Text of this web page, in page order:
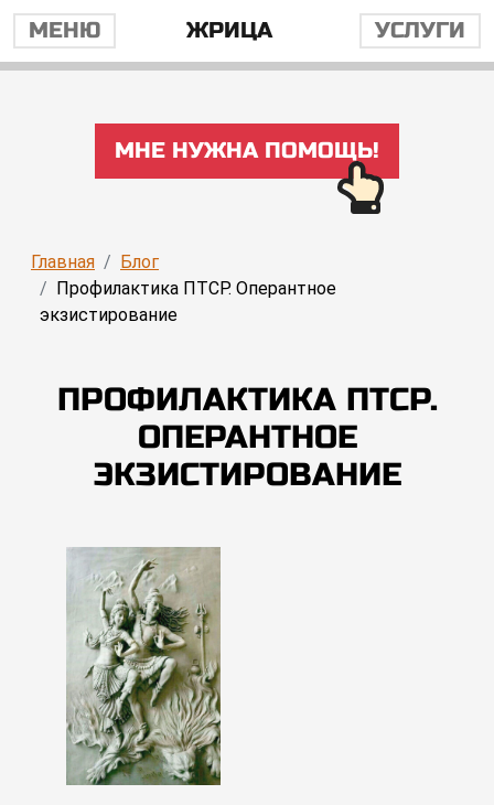
МЕНЮ ЖРИЦА УСЛУГИ
МНЕ НУЖНА ПОМОЩЬ!
Главная
Блог
Профилактика ПТСР. Оперантное
экзистирование
ПРОФИЛАКТИКА ПТСР.
ОПЕРАНТНОЕ
ЭКЗИСТИРОВАНИЕ